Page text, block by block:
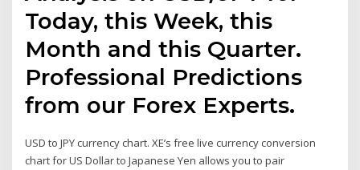
Today, this Week, this
Month and this Quarter.
Professional Predictions
from our Forex Experts.
USD to JPY currency chart. XE’s free live currency conversion
chart for US Dollar to Japanese Yen allows you to pair